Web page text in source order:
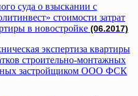
суда о взыскании с
стоимости затрат
в новостройке (06.2017)
экспертиза квартиры
строительно-монтажных
застройщиком ООО ФСК